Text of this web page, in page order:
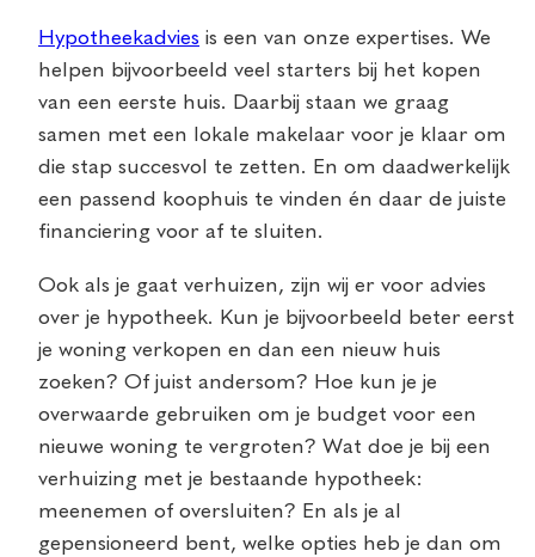
Hypotheekadvies is een van onze expertises. We
helpen bijvoorbeeld veel starters bij het kopen
van een eerste huis. Daarbij staan we graag
samen met een lokale makelaar voor je klaar om
die stap succesvol te zetten. En om daadwerkelijk
een passend koophuis te vinden én daar de juiste
financiering voor af te sluiten.
Ook als je gaat verhuizen, zijn wij er voor advies
over je hypotheek. Kun je bijvoorbeeld beter eerst
je woning verkopen en dan een nieuw huis
zoeken? Of juist andersom? Hoe kun je je
overwaarde gebruiken om je budget voor een
nieuwe woning te vergroten? Wat doe je bij een
verhuizing met je bestaande hypotheek:
meenemen of oversluiten? En als je al
gepensioneerd bent, welke opties heb je dan om